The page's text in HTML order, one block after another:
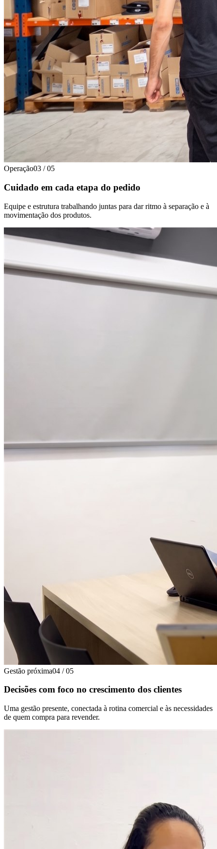
Operação03 / 05
Cuidado em cada etapa do pedido
Equipe e estrutura trabalhando juntas para dar ritmo à separação e à
movimentação dos produtos.
Gestão próxima04 / 05
Decisões com foco no crescimento dos clientes
Uma gestão presente, conectada à rotina comercial e às necessidades
de quem compra para revender.